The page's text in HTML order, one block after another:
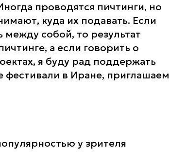
проводятся пичтинги, но
куда их подавать. Если
собой, то результат
а если говорить о
я буду рад поддержать
в Иране, приглашаем
у зрителя